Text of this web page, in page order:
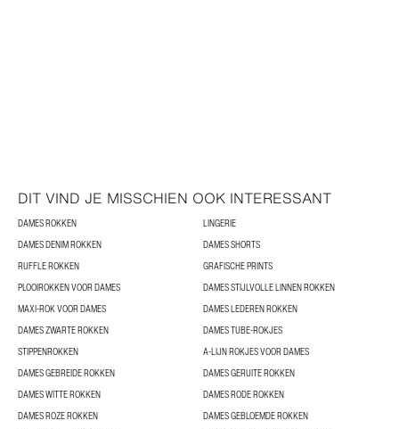
DIT VIND JE MISSCHIEN OOK INTERESSANT
DAMES ROKKEN
LINGERIE
DAMES DENIM ROKKEN
DAMES SHORTS
RUFFLE ROKKEN
GRAFISCHE PRINTS
PLOOIROKKEN VOOR DAMES
DAMES STIJLVOLLE LINNEN ROKKEN
MAXI-ROK VOOR DAMES
DAMES LEDEREN ROKKEN
DAMES ZWARTE ROKKEN
DAMES TUBE-ROKJES
STIPPENROKKEN
A-LIJN ROKJES VOOR DAMES
DAMES GEBREIDE ROKKEN
DAMES GERUITE ROKKEN
DAMES WITTE ROKKEN
DAMES RODE ROKKEN
DAMES ROZE ROKKEN
DAMES GEBLOEMDE ROKKEN